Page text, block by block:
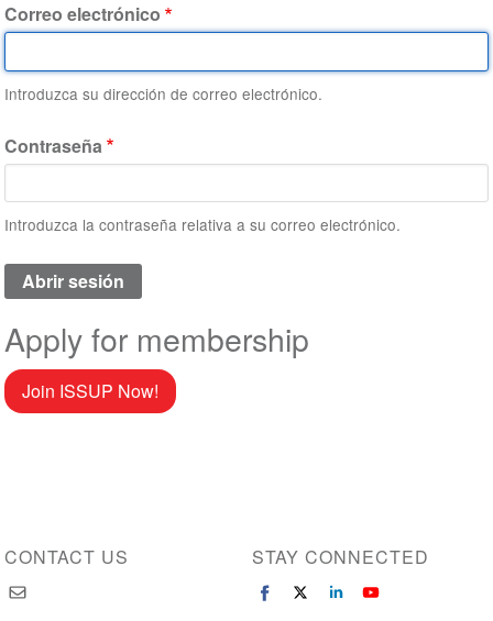
Correo electrónico
Introduzca su dirección de correo electrónico.
Contraseña
Introduzca la contraseña relativa a su correo electrónico.
Apply for membership
Join ISSUP Now!
CONTACT US STAY CONNECTED